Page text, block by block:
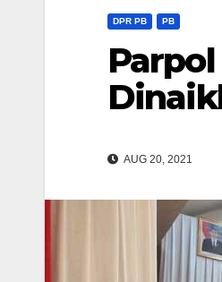
DPR PB PB
AUG 20, 2021